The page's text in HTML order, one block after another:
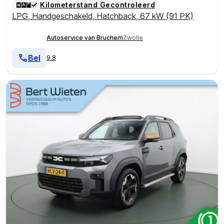
Kilometerstand Gecontroleerd
LPG, Handgeschakeld, Hatchback, 67 kW (91 PK)
Autoservice van BruchemZwolle
9.8
Bel